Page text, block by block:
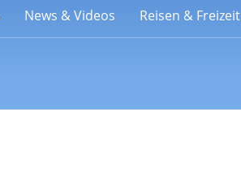
News & Videos Reisen & Freizeit